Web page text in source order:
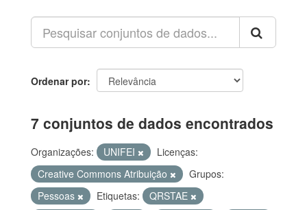
Ordenar por
7 conjuntos de dados encontrados
Organizações: UNIFEI
Licenças:
Creative Commons Atribuição
Grupos:
Pessoas
Etiquetas:
QRSTAE